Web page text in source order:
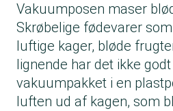
Vakuumposen maser
Skrøbelige fødevarer
luftige kager, bløde
lignende har det ikke
vakuumpakket i en
luften ud af kagen, som